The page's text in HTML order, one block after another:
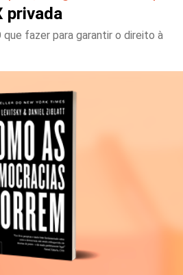
privada
que fazer para garantir o direito à